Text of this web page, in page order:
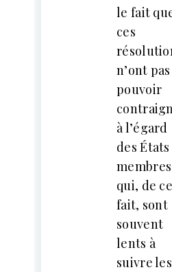
le fait
ces
n’ont
pouvoir
à l’égard
des États
membres
qui, de ce
fait, sont
souvent
lents à
suivre les